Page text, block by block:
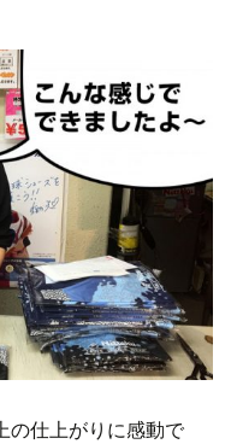
の仕上がりに感動で